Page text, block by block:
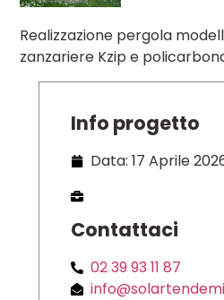
Realizzazione pergola
zanzariere Kzip e
Info progetto
Data: 17 Aprile
Contattaci
02 39 93 11 87